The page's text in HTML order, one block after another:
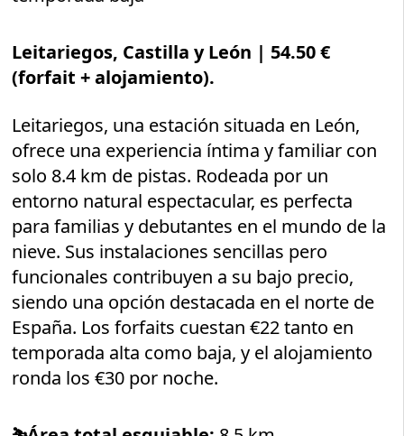
Leitariegos, Castilla y León | 54.50 €
(forfait + alojamiento).
Leitariegos, una estación situada en León,
ofrece una experiencia íntima y familiar con
solo 8.4 km de pistas. Rodeada por un
entorno natural espectacular, es perfecta
para familias y debutantes en el mundo de la
nieve. Sus instalaciones sencillas pero
funcionales contribuyen a su bajo precio,
siendo una opción destacada en el norte de
España. Los forfaits cuestan €22 tanto en
temporada alta como baja, y el alojamiento
ronda los €30 por noche.